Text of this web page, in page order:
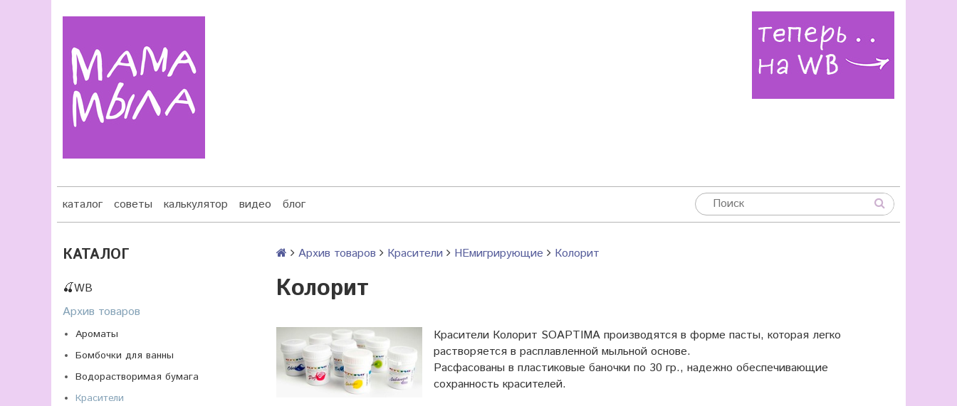
каталог советы калькулятор видео блог
КАТАЛОГ
🍒WB
Архив товаров
Ароматы
Бомбочки для ванны
Водорастворимая бумага
Красители
Архив товаров Красители НЕмигрирующие Колорит
Колорит
Красители Колорит SOAPTIMA производятся в форме пасты, которая легко
растворяется в расплавленной мыльной основе.
Расфасованы в пластиковые баночки по 30 гр., надежно обеспечивающие
сохранность красителей.